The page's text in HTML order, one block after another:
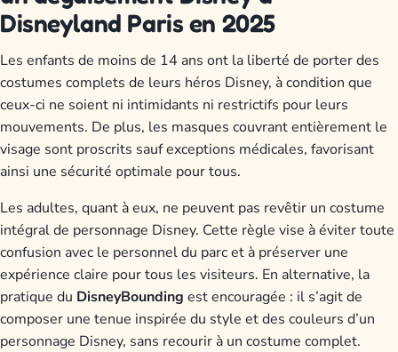
Disneyland Paris en 2025
Les enfants de moins de 14 ans ont la liberté de porter des
costumes complets de leurs héros Disney, à condition que
ceux-ci ne soient ni intimidants ni restrictifs pour leurs
mouvements. De plus, les masques couvrant entièrement le
visage sont proscrits sauf exceptions médicales, favorisant
ainsi une sécurité optimale pour tous.
Les adultes, quant à eux, ne peuvent pas revêtir un costume
intégral de personnage Disney. Cette règle vise à éviter toute
confusion avec le personnel du parc et à préserver une
expérience claire pour tous les visiteurs. En alternative, la
pratique du DisneyBounding est encouragée : il s’agit de
composer une tenue inspirée du style et des couleurs d’un
personnage Disney, sans recourir à un costume complet.